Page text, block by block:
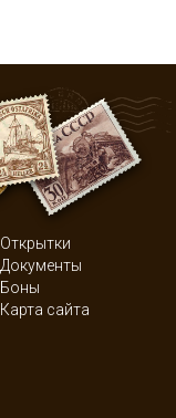
Открытки
Документы
Боны
Карта сайта